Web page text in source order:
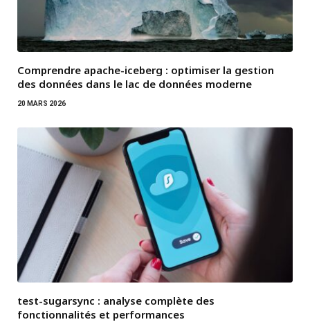
Comprendre apache-iceberg : optimiser la gestion
des données dans le lac de données moderne
20 MARS 2026
test-sugarsync : analyse complète des
fonctionnalités et performances